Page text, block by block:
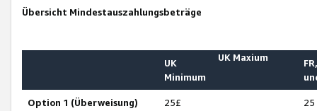
Übersicht Mindestauszahlungsbeträge
UK
Minimum
UK Maxium
Option 1 (Überweisung) 25£ 25